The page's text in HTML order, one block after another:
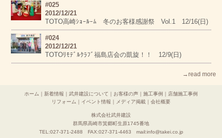
#025
2012/12/21
TOTO高崎ｼｮｰﾙｰﾑ 冬のお客様感謝祭 Vol.1 12/16(日)
#024
2012/12/21
TOTOﾘﾓﾃﾞﾙｸﾗﾌﾞ福島店会の凱旋！！ 12/9(日)
→read more
ホーム 新着情報 武井建設について お客様の声 施工事例
店舗施工事例
リフォーム
イベント情報 メディア掲載 会社概要
株式会社武井建設
群馬県高崎市箕郷町生原1745番地
TEL:027-371-2488 FAX:027-371-4463 mail:info@takei.co.jp